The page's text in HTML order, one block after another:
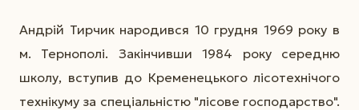
Андрій Тирчик народився 10 грудня 1969 року в
м. Тернополі. Закінчивши 1984 року середню
школу, вступив до Кременецького лісотехнічого
технікуму за спеціальністю "лісове господарство".